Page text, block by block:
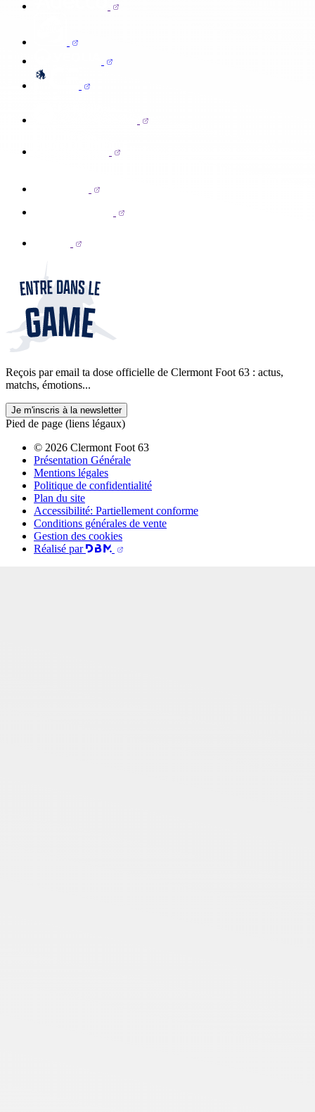
Reçois par email ta dose officielle de Clermont Foot 63 : actus,
matchs, émotions...
Je m'inscris à la newsletter
Pied de page (liens légaux)
© 2026 Clermont Foot 63
Présentation Générale
Mentions légales
Politique de confidentialité
Plan du site
Accessibilité: Partiellement conforme
Conditions générales de vente
Gestion des cookies
Réalisé par